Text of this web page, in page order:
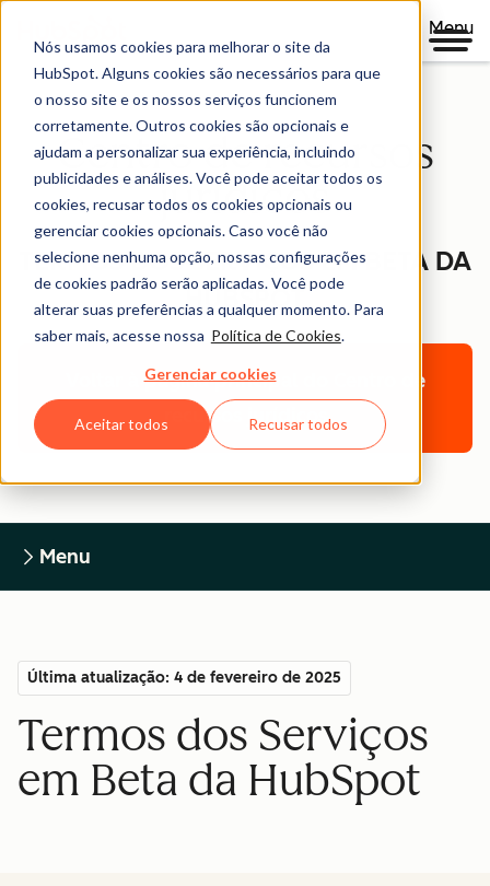
Nós usamos cookies para melhorar o site da
HubSpot. Alguns cookies são necessários para que
o nosso site e os nossos serviços funcionem
corretamente. Outros cookies são opcionais e
ajudam a personalizar sua experiência, incluindo
publicidades e análises. Você pode aceitar todos os
cookies, recusar todos os cookies opcionais ou
gerenciar cookies opcionais. Caso você não
selecione nenhuma opção, nossas configurações
de cookies padrão serão aplicadas. Você pode
alterar suas preferências a qualquer momento. Para
saber mais, acesse nossa Política de Cookies.
Gerenciar cookies
Aceitar todos Recusar todos
Menu
Centro de recursos
jurídicos
TERMOS DOS SERVIÇOS EM BETA DA
HUBSPOT
Voltar à página principal do Centro de
recursos jurídicos
Menu
Última atualização: 4 de fevereiro de 2025
Termos dos Serviços
em Beta da HubSpot